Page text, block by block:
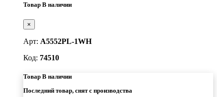
Товар В наличии
×
Арт: A5552PL-1WH
Код: 74510
Товар В наличии
Последний товар, снят с производства